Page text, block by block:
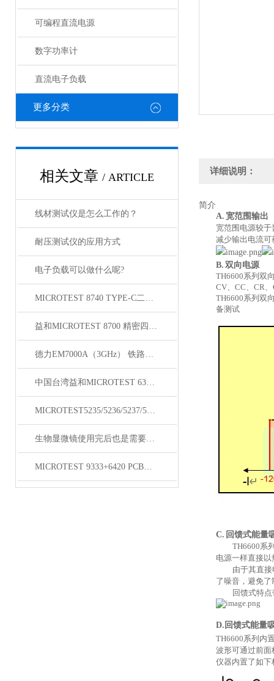
可编程直流电源
数字功率计
直流电子负载
更多分类
相关文章 / ARTICLE
线材测试仪是怎么工作的？
耐压测试仪的应用方式
电子负载可以做什么呢?
MICROTEST 8740 TYPE-C二线式线材测试仪
益和MICROTEST 8700 精密四线式线材测试仪
德力EM7000A（3GHz） 铁路漏缆测试仪
中国台湾益和MICROTEST 6370 LCR测试仪
MICROTEST5235/5236/5237/5238变压器测试仪
生物显微镜使用完后也是需要维护保养的
MICROTEST 9333+6420 PCB线圈微短路测试仪
详细说明：
简介
A. 宽范围输出
宽范围电源较
减少输出电流
B. 双向电源
TH6600系列双
CV、CC、CR
TH6600系列双
备测试
C. 回馈式能量
TH6600系
电源一样直接
由于其直
了噪音，避免
回馈式特
D.回馈式能量
TH6600系列内
波形可通过前面
仪器内置了如